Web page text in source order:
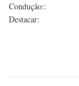
Condução::
Destacar: